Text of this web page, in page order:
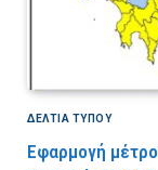
ΔΕΛΤΙΑ ΤΥΠΟΥ
Εφαρμογή